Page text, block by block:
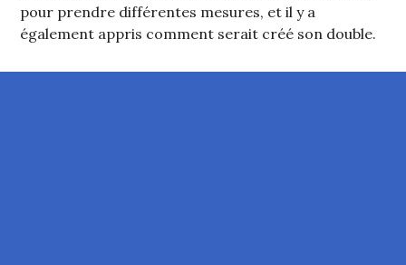
pour prendre différentes mesures, et il y a
également appris comment serait créé son double.